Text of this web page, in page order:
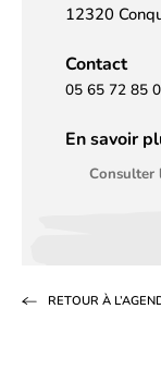
12320
Contact
05 65 72 85
En savoir
Consulter
RETOUR À